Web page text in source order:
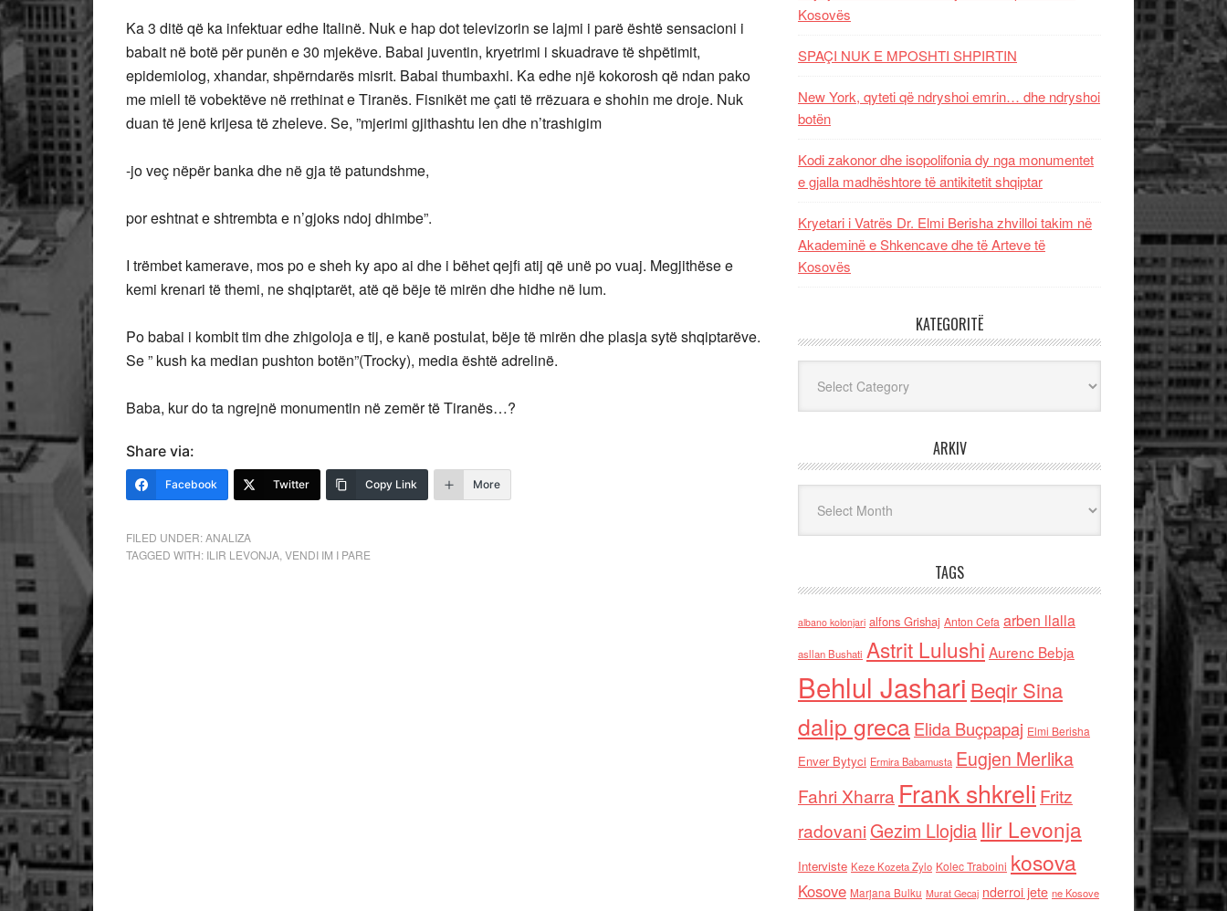
Ka 3 ditë që ka infektuar edhe Italinë. Nuk e hap dot televizorin se lajmi i parë është sensacioni i
babait në botë për punën e 30 mjekëve. Babai juventin, kryetrimi i skuadrave të shpëtimit,
epidemiolog, xhandar, shpërndarës misrit. Babai thumbaxhi. Ka edhe një kokorosh që ndan pako
me miell të vobektëve në rrethinat e Tiranës. Fisnikët me çati të rrëzuara e shohin me droje. Nuk
duan të jenë krijesa të zheleve. Se, ”mjerimi gjithashtu len dhe n’trashigim
-jo veç nëpër banka dhe në gja të patundshme,
por eshtnat e shtrembta e n’gjoks ndoj dhimbe”.
I trëmbet kamerave, mos po e sheh ky apo ai dhe i bëhet qejfi atij që unë po vuaj. Megjithëse e
kemi krenari të themi, ne shqiptarët, atë që bëje të mirën dhe hidhe në lum.
Po babai i kombit tim dhe zhigoloja e tij, e kanë postulat, bëje të mirën dhe plasja sytë shqiptarëve.
Se ” kush ka median pushton botën”(Trocky), media është adrelinë.
Baba, kur do ta ngrejnë monumentin në zemër të Tiranës…?
Share via:
Facebook Twitter Copy Link More
FILED UNDER:ANALIZA
TAGGED WITH: ILIR LEVONJA VENDI IM I PARE
Kosovës
SPAÇI NUK E MPOSHTI SHPIRTIN
New York, qyteti që ndryshoi emrin… dhe ndryshoi
botën
Kodi zakonor dhe isopolifonia dy nga monumentet
e gjalla madhështore të antikitetit shqiptar
Kryetari i Vatrës Dr. Elmi Berisha zhvilloi takim në
Akademinë e Shkencave dhe të Arteve të
Kosovës
KATEGORITË
ARKIV
TAGS
albano kolonjari alfons Grishaj Anton Cefa arben llalla
asllan Bushati Astrit Lulushi Aurenc Bebja
Behlul Jashari Beqir Sina
dalip grecaElida Buçpapaj Elmi Berisha
Enver Bytyci Ermira Babamusta Eugjen Merlika
Fahri Xharra Frank shkreli Fritz
radovaniGezim Llojdia Ilir Levonja
Interviste Keze Kozeta Zylo Kolec Traboini kosova
Kosove Marjana Bulku Murat Gecaj nderroi jete ne Kosove